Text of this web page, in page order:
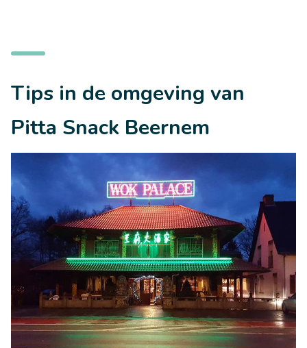
Tips in de omgeving van
Pitta Snack Beernem